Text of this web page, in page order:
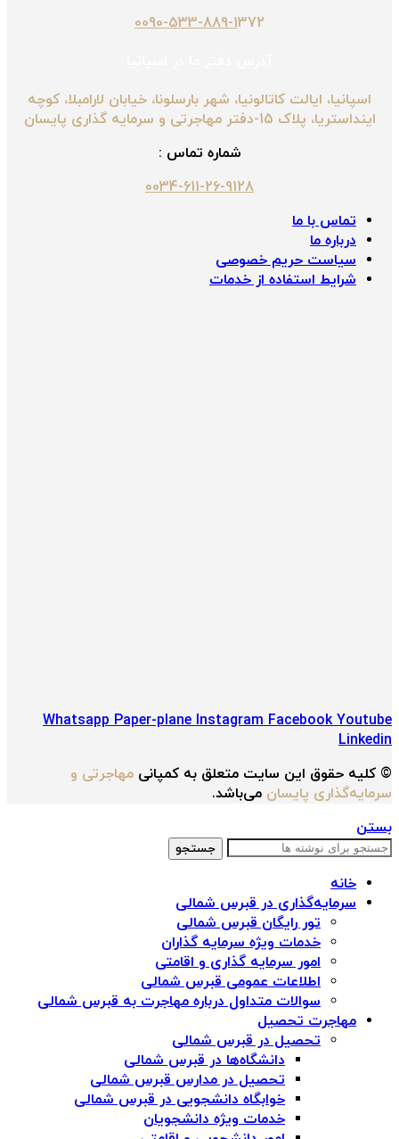
0090-533-889-1372
اسپانیا، ایالت کاتالونیا، شهر بارسلونا، خیابان لارامبلا، کوچه
اینداستریا، پلاک 15-دفتر مهاجرتی و سرمایه گذاری پایسان
شماره تماس :
0034-611-26-9128
تماس با ما
درباره ما
سیاست حریم خصوصی
شرایط استفاده از خدمات
Whatsapp Paper-plane Instagram Facebook Youtube
Linkedin
© کلیه حقوق این سایت متعلق به کمپانی مهاجرتی و
سرمایه‌گذاری پایسان می‌باشد.
بستن
جستجو
خانه
سرمایه‌گذاری در قبرس شمالی
تور رایگان قبرس شمالی
خدمات ویژه سرمایه گذاران
امور سرمایه گذاری و اقامتی
اطلاعات عمومی قبرس شمالی
سوالات متداول درباره مهاجرت به قبرس شمالی
مهاجرت تحصیل
تحصیل در قبرس شمالی
دانشگاه‌ها در قبرس شمالی
تحصیل در مدارس قبرس شمالی
خوابگاه دانشجویی در قبرس شمالی
خدمات ویژه دانشجویان